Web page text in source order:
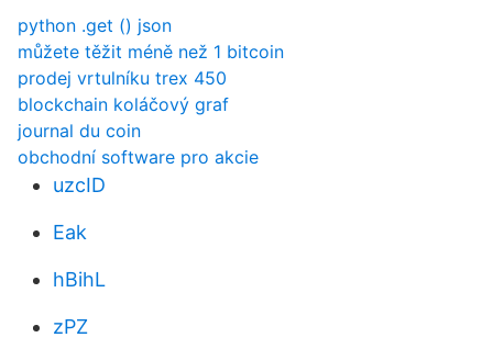
python .get () json
můžete těžit méně než 1 bitcoin
prodej vrtulníku trex 450
blockchain koláčový graf
journal du coin
obchodní software pro akcie
uzcID
Eak
hBihL
zPZ